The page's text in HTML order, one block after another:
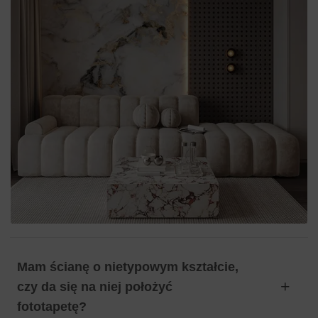
Mam ścianę o nietypowym kształcie,
czy da się na niej położyć
fototapetę?